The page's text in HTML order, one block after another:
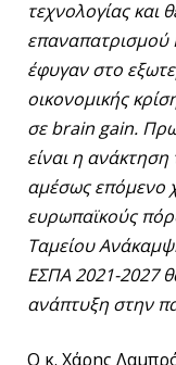
τεχνολογίας και
έφυγαν στο
οικονομικής
σε brain gain.
είναι η
αμέσως επόμενο
ευρωπαϊκούς
Ταμείου
ΕΣΠΑ 2021-2027
ανάπτυξη στην
Ο κ. Χάρης